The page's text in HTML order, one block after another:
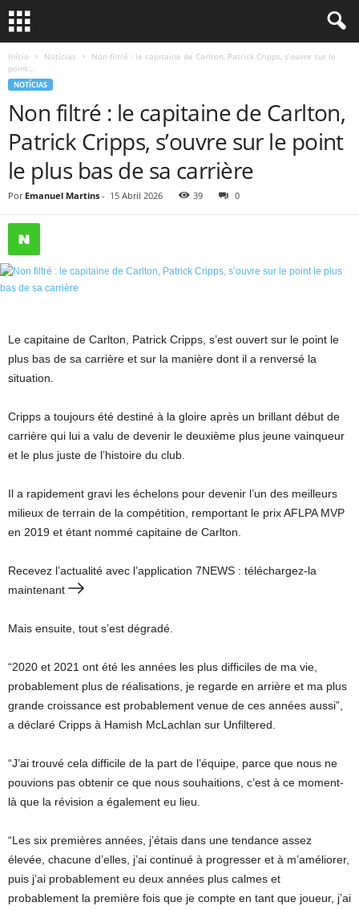
Início Notícias
Non filtré : le capitaine de Carlton, Patrick Cripps, s’ouvre sur le
point...
NOTÍCIAS
Non filtré : le capitaine de Carlton,
Patrick Cripps, s’ouvre sur le point
le plus bas de sa carrière
Por Emanuel Martins - 15 Abril 2026 39 0
Le capitaine de Carlton, Patrick Cripps, s’est ouvert sur le point le
plus bas de sa carrière et sur la manière dont il a renversé la
situation.
Cripps a toujours été destiné à la gloire après un brillant début de
carrière qui lui a valu de devenir le deuxième plus jeune vainqueur
et le plus juste de l’histoire du club.
Il a rapidement gravi les échelons pour devenir l’un des meilleurs
milieux de terrain de la compétition, remportant le prix AFLPA MVP
en 2019 et étant nommé capitaine de Carlton.
Recevez l’actualité avec l’application 7NEWS : téléchargez-la
maintenant
Mais ensuite, tout s’est dégradé.
“2020 et 2021 ont été les années les plus difficiles de ma vie,
probablement plus de réalisations, je regarde en arrière et ma plus
grande croissance est probablement venue de ces années aussi”,
a déclaré Cripps à Hamish McLachlan sur Unfiltered.
“J’ai trouvé cela difficile de la part de l’équipe, parce que nous ne
pouvions pas obtenir ce que nous souhaitions, c’est à ce moment-
là que la révision a également eu lieu.
“Les six premières années, j’étais dans une tendance assez
élevée, chacune d’elles, j’ai continué à progresser et à m’améliorer,
puis j’ai probablement eu deux années plus calmes et
probablement la première fois que je compte en tant que joueur, j’ai